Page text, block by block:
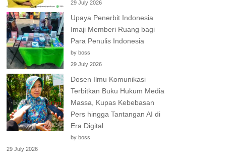
29 July 2026
Upaya Penerbit Indonesia
Imaji Memberi Ruang bagi
Para Penulis Indonesia
by boss
29 July 2026
Dosen Ilmu Komunikasi
Terbitkan Buku Hukum Media
Massa, Kupas Kebebasan
Pers hingga Tantangan AI di
Era Digital
by boss
29 July 2026